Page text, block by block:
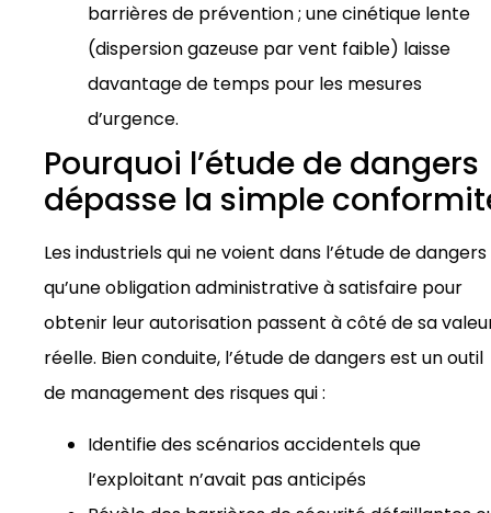
barrières de prévention ; une cinétique lente
(dispersion gazeuse par vent faible) laisse
davantage de temps pour les mesures
d’urgence.
Pourquoi l’étude de dangers
dépasse la simple
Les industriels qui ne voient dans l’étude de dangers
qu’une obligation administrative à satisfaire pour
obtenir leur autorisation passent à côté de sa
réelle. Bien conduite, l’étude de dangers est un outil
de management des risques qui :
Identifie des scénarios accidentels que
l’exploitant n’avait pas anticipés